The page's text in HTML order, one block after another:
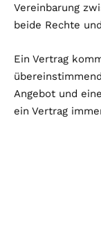
Vereinbarung
beide Rechte
Ein Vertrag
Angebot und
ein Vertrag